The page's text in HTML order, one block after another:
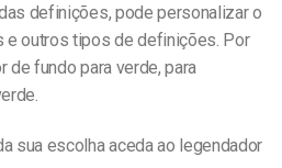
definições, pode personalizar o
e outros tipos de definições. Por
de fundo para verde, para
sua escolha aceda ao legendador